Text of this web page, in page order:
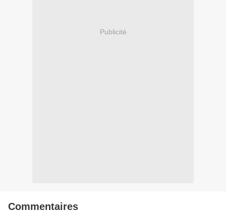
Publicité
Commentaires